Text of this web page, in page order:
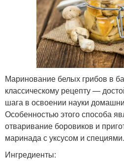
Маринование белых грибов в
классическому рецепту —
шага в освоении науки
Особенностью этого способа
отваривание боровиков и
маринада с уксусом и специями.
Ингредиенты: